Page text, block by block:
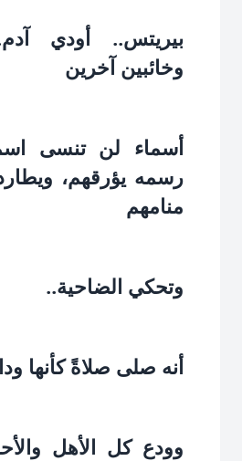
بيريتس.. أودي
وخائبين آخرين‏
أسماء لن تنسى
رسمه يؤرقهم،
منامهم‏
وتحكي الضاحية..‏
أنه صلى صلاةً كأنها
وودع كل الأهل